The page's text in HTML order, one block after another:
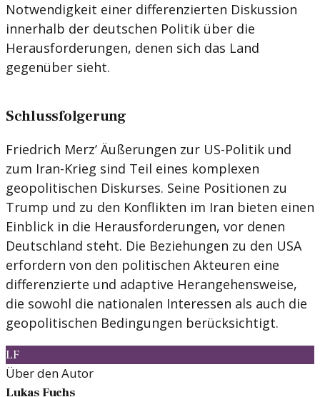
Notwendigkeit einer differenzierten Diskussion
innerhalb der deutschen Politik über die
Herausforderungen, denen sich das Land
gegenüber sieht.
Schlussfolgerung
Friedrich Merz’ Äußerungen zur US-Politik und
zum Iran-Krieg sind Teil eines komplexen
geopolitischen Diskurses. Seine Positionen zu
Trump und zu den Konflikten im Iran bieten einen
Einblick in die Herausforderungen, vor denen
Deutschland steht. Die Beziehungen zu den USA
erfordern von den politischen Akteuren eine
differenzierte und adaptive Herangehensweise,
die sowohl die nationalen Interessen als auch die
geopolitischen Bedingungen berücksichtigt.
LF
Über den Autor
Lukas Fuchs